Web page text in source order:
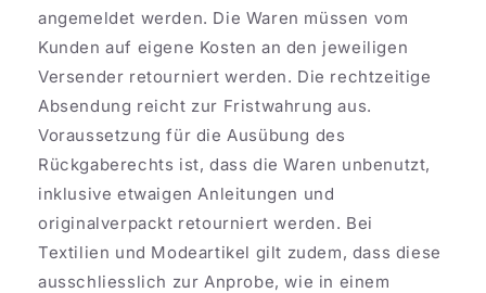
angemeldet werden. Die Waren müssen vom
Kunden auf eigene Kosten an den jeweiligen
Versender retourniert werden. Die rechtzeitige
Absendung reicht zur Fristwahrung aus.
Voraussetzung für die Ausübung des
Rückgaberechts ist, dass die Waren unbenutzt,
inklusive etwaigen Anleitungen und
originalverpackt retourniert werden. Bei
Textilien und Modeartikel gilt zudem, dass diese
ausschliesslich zur Anprobe, wie in einem